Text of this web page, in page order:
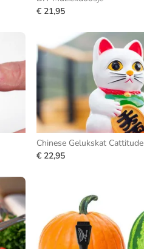
€ 21,95
Chinese Gelukskat Cattitude
€ 22,95